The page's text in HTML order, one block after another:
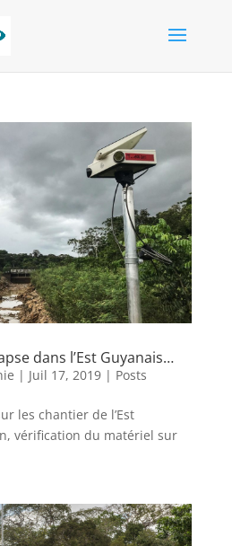
dans l’Est Guyanais…
| Juil 17, 2019| Posts
les chantier de l’Est
vérification du matériel sur